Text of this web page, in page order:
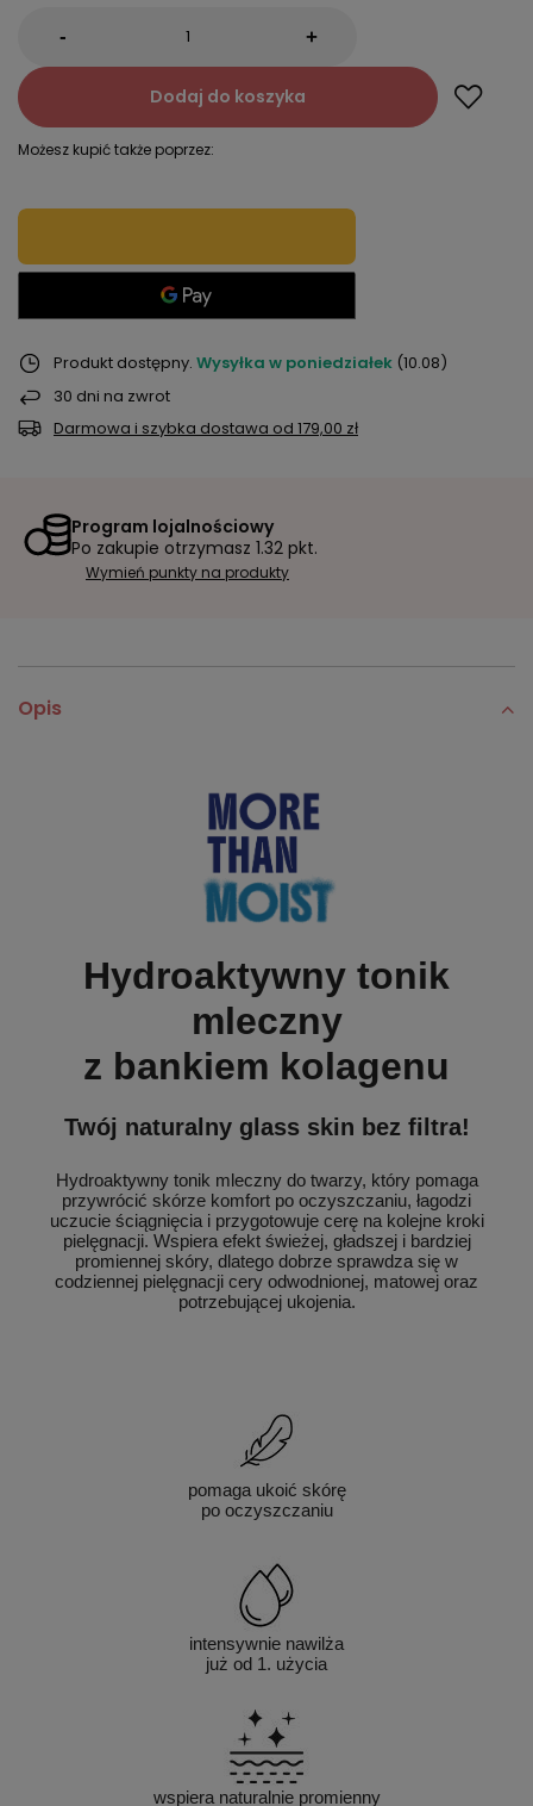
- +
Dodaj do koszyka
Możesz kupić także poprzez:
Produkt dostępny Wysyłka w poniedziałek (10.08)
30 dni na zwrot
Darmowa i szybka dostawa od 179,00 zł
Program lojalnościowy
Po zakupie otrzymasz 1.32 pkt.
Wymień punkty na produkty
Opis
Hydroaktywny tonik
mleczny
z bankiem kolagenu
Twój naturalny glass skin bez filtra!
Hydroaktywny tonik mleczny do twarzy, który pomaga
przywrócić skórze komfort po oczyszczaniu, łagodzi
uczucie ściągnięcia i przygotowuje cerę na kolejne kroki
pielęgnacji. Wspiera efekt świeżej, gładszej i bardziej
promiennej skóry, dlatego dobrze sprawdza się w
codziennej pielęgnacji cery odwodnionej, matowej oraz
potrzebującej ukojenia.
pomaga ukoić skórę
po oczyszczaniu
intensywnie nawilża
już od 1. użycia
wspiera naturalnie promienny